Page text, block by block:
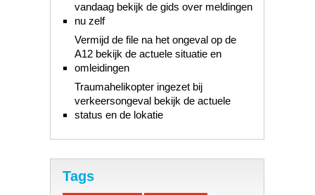
vandaag bekijk de gids over meldingen
nu zelf
Vermijd de file na het ongeval op de
A12 bekijk de actuele situatie en
omleidingen
Traumahelikopter ingezet bij
verkeersongeval bekijk de actuele
status en de lokatie
Tags